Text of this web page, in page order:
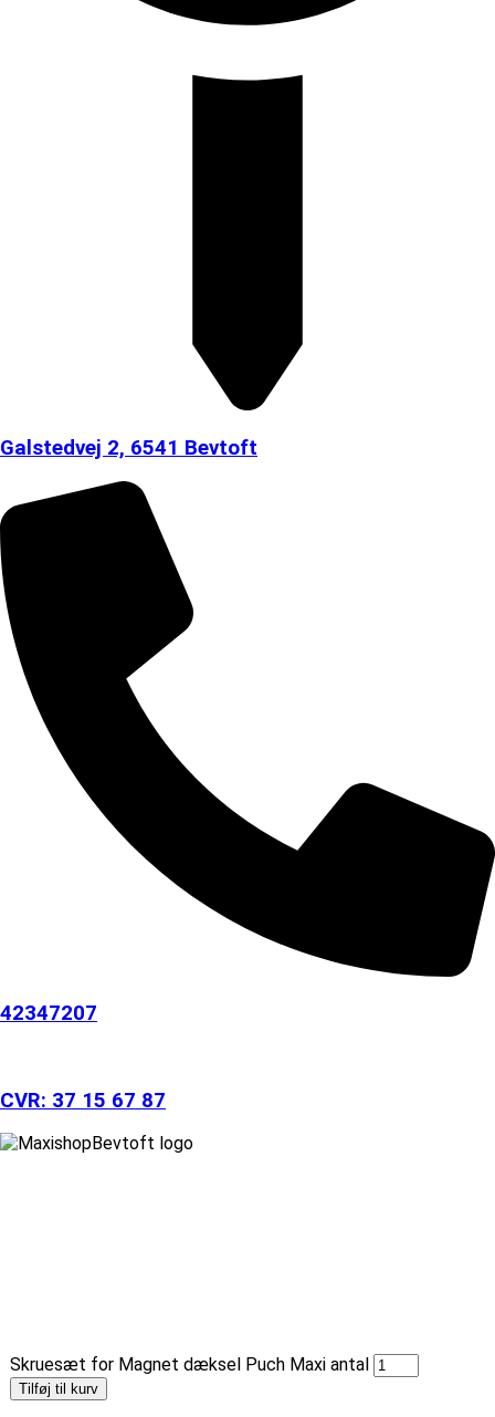
Skruesæt for Magnet dæksel Puch Maxi antal
Tilføj til kurv
Galstedvej 2, 6541 Bevtoft
42347207
CVR: 37 15 67 87